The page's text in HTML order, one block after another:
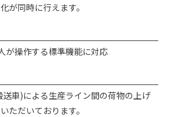
が同時に行えます。
が操作する標準機能に対応
送車)による生産ライン間の荷物の上げ
ただいております。